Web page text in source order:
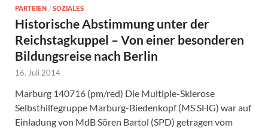
PARTEIEN / SOZIALES
Historische Abstimmung unter der
Reichstagkuppel – Von einer besonderen
Bildungsreise nach Berlin
16. Juli 2014
Marburg 140716 (pm/red) Die Multiple-Sklerose
Selbsthilfegruppe Marburg-Biedenkopf (MS SHG) war auf
Einladung von MdB Sören Bartol (SPD) getragen vom